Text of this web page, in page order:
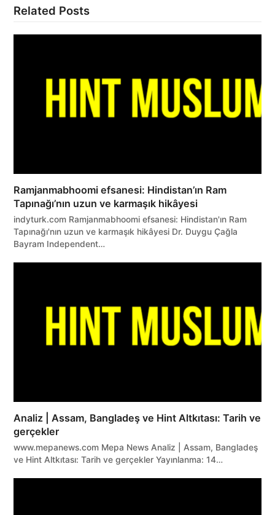
Related Posts
Ramjanmabhoomi efsanesi: Hindistan’ın Ram
Tapınağı’nın uzun ve karmaşık hikâyesi
indyturk.com Ramjanmabhoomi efsanesi: Hindistan'ın Ram
Tapınağı'nın uzun ve karmaşık hikâyesi Dr. Duygu Çağla
Bayram Independent…
Analiz | Assam, Bangladeş ve Hint Altkıtası: Tarih ve
gerçekler
www.mepanews.com Mepa News Analiz | Assam, Bangladeş
ve Hint Altkıtası: Tarih ve gerçekler Yayınlanma: 14…